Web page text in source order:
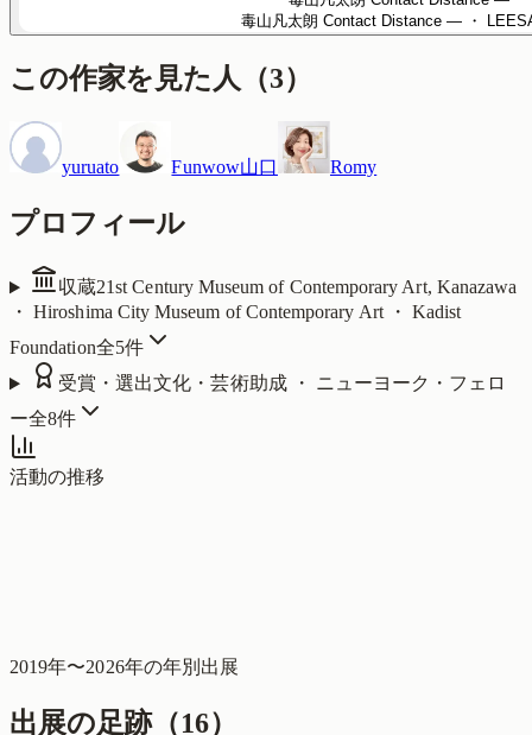
毒山凡太朗 Contact Distance — ・
この作家を見た人 （3）
yuruato Funwow山口 Romy
プロフィール
収蔵21st Century Museum of Contemporary Art, Kanazawa
・ Hiroshima City Museum of Contemporary Art ・ Kadist
Foundation全5件
受賞・選出文化・芸術助成 ・ ニューヨーク・フェロ
ー全8件
活動の推移
2019年〜2026年の年別出展
出展の足跡（16）